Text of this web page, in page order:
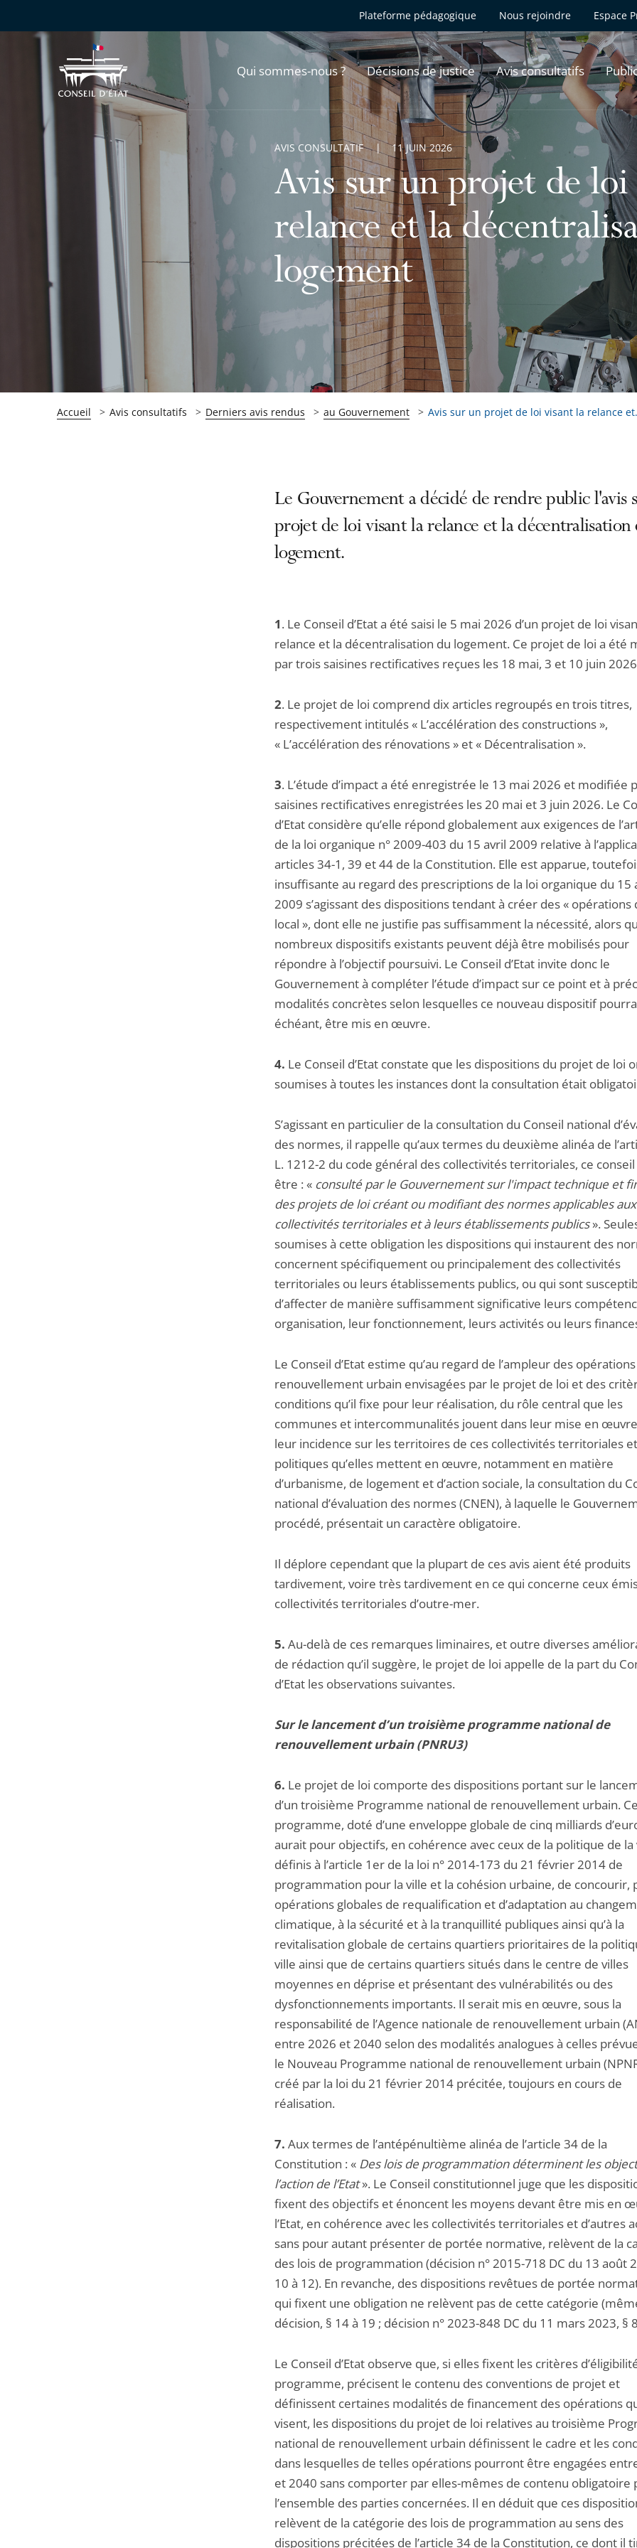
Plateforme pédagogique Nous rejoindre Espace
Qui sommes-nous ? Décisions de justice Avis consultatifs
Avis sur un projet de loi
relance et la
logement
AVIS CONSULTATIF 11 JUIN 2026
Accueil Avis consultatifs Derniers avis rendus au Gouvernement Avis sur un projet de loi visant la relance
Le Gouvernement a décidé de rendre public l'avis
projet de loi visant la relance et la décentralisation
logement.
1. Le Conseil d’Etat a été saisi le 5 mai 2026 d’un projet de loi
relance et la décentralisation du logement. Ce projet de loi a été
par trois saisines rectificatives reçues les 18 mai, 3 et 10 juin
2. Le projet de loi comprend dix articles regroupés en trois titres,
respectivement intitulés « L’accélération des constructions »,
« L’accélération des rénovations » et « Décentralisation ».
3. L’étude d’impact a été enregistrée le 13 mai 2026 et modifiée
saisines rectificatives enregistrées les 20 mai et 3 juin 2026. Le
d’Etat considère qu’elle répond globalement aux exigences de
de la loi organique n° 2009-403 du 15 avril 2009 relative à
articles 34-1, 39 et 44 de la Constitution. Elle est apparue,
insuffisante au regard des prescriptions de la loi organique du 15
2009 s’agissant des dispositions tendant à créer des « opérations
local », dont elle ne justifie pas suffisamment la nécessité, alors
nombreux dispositifs existants peuvent déjà être mobilisés pour
répondre à l’objectif poursuivi. Le Conseil d’Etat invite donc le
Gouvernement à compléter l’étude d’impact sur ce point et à
modalités concrètes selon lesquelles ce nouveau dispositif
échéant, être mis en œuvre.
4. Le Conseil d’Etat constate que les dispositions du projet de loi
soumises à toutes les instances dont la consultation était
S’agissant en particulier de la consultation du Conseil national
des normes, il rappelle qu’aux termes du deuxième alinéa de
L. 1212-2 du code général des collectivités territoriales, ce
être : « consulté par le Gouvernement sur l'impact technique et
des projets de loi créant ou modifiant des normes applicables aux
collectivités territoriales et à leurs établissements publics».
soumises à cette obligation les dispositions qui instaurent des
concernent spécifiquement ou principalement des collectivités
territoriales ou leurs établissements publics, ou qui sont
d’affecter de manière suffisamment significative leurs
organisation, leur fonctionnement, leurs activités ou leurs
Le Conseil d’Etat estime qu’au regard de l’ampleur des
renouvellement urbain envisagées par le projet de loi et des
conditions qu’il fixe pour leur réalisation, du rôle central que les
communes et intercommunalités jouent dans leur mise en
leur incidence sur les territoires de ces collectivités territoriales
politiques qu’elles mettent en œuvre, notamment en matière
d’urbanisme, de logement et d’action sociale, la consultation du
national d’évaluation des normes (CNEN), à laquelle le
procédé, présentait un caractère obligatoire.
Il déplore cependant que la plupart de ces avis aient été produits
tardivement, voire très tardivement en ce qui concerne ceux
collectivités territoriales d’outre-mer.
5. Au-delà de ces remarques liminaires, et outre diverses
de rédaction qu’il suggère, le projet de loi appelle de la part du
d’Etat les observations suivantes.
Sur le lancement d’un troisième programme national de
renouvellement urbain (PNRU3)
6. Le projet de loi comporte des dispositions portant sur le
d’un troisième Programme national de renouvellement urbain. Ce
programme, doté d’une enveloppe globale de cinq milliards
aurait pour objectifs, en cohérence avec ceux de la politique de la
définis à l’article 1er de la loi n° 2014-173 du 21 février 2014 de
programmation pour la ville et la cohésion urbaine, de concourir,
opérations globales de requalification et d’adaptation au
climatique, à la sécurité et à la tranquillité publiques ainsi qu’à la
revitalisation globale de certains quartiers prioritaires de la
ville ainsi que de certains quartiers situés dans le centre de villes
moyennes en déprise et présentant des vulnérabilités ou des
dysfonctionnements importants. Il serait mis en œuvre, sous la
responsabilité de l’Agence nationale de renouvellement urbain
entre 2026 et 2040 selon des modalités analogues à celles
le Nouveau Programme national de renouvellement urbain
créé par la loi du 21 février 2014 précitée, toujours en cours de
réalisation.
7. Aux termes de l’antépénultième alinéa de l’article 34 de la
Constitution : « Des lois de programmation déterminent les
l’action de l’Etat». Le Conseil constitutionnel juge que les
fixent des objectifs et énoncent les moyens devant être mis en
l’Etat, en cohérence avec les collectivités territoriales et d’autres
sans pour autant présenter de portée normative, relèvent de la
des lois de programmation (décision n° 2015-718 DC du 13 août
10 à 12). En revanche, des dispositions revêtues de portée
qui fixent une obligation ne relèvent pas de cette catégorie
décision, § 14 à 19 ; décision n° 2023-848 DC du 11 mars 2023, §
Le Conseil d’Etat observe que, si elles fixent les critères
programme, précisent le contenu des conventions de projet et
définissent certaines modalités de financement des opérations
visent, les dispositions du projet de loi relatives au troisième
national de renouvellement urbain définissent le cadre et les
dans lesquelles de telles opérations pourront être engagées
et 2040 sans comporter par elles-mêmes de contenu obligatoire
l’ensemble des parties concernées. Il en déduit que ces
relèvent de la catégorie des lois de programmation au sens des
dispositions précitées de l’article 34 de la Constitution, ce dont il